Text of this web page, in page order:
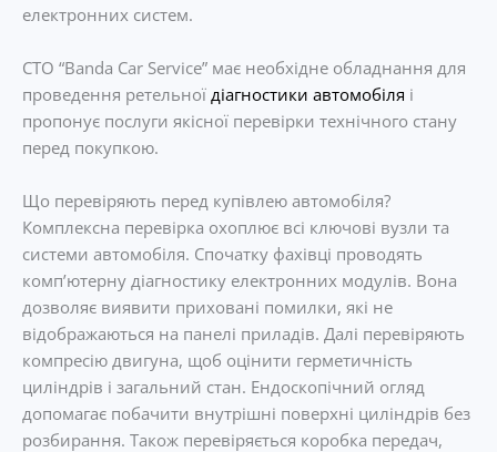
електронних систем.
СТО “Banda Car Service” має необхідне обладнання для
проведення ретельної діагностики автомобіля і
пропонує послуги якісної перевірки технічного стану
перед покупкою.
Що перевіряють перед купівлею автомобіля?
Комплексна перевірка охоплює всі ключові вузли та
системи автомобіля. Спочатку фахівці проводять
комп’ютерну діагностику електронних модулів. Вона
дозволяє виявити приховані помилки, які не
відображаються на панелі приладів. Далі перевіряють
компресію двигуна, щоб оцінити герметичність
циліндрів і загальний стан. Ендоскопічний огляд
допомагає побачити внутрішні поверхні циліндрів без
розбирання. Також перевіряється коробка передач,